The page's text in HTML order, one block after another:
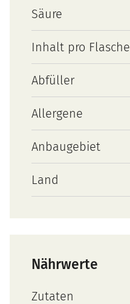
Säure
Inhalt pro Flasche
Abfüller
Allergene
Anbaugebiet
Land
Nährwerte
Zutaten